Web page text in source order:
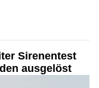
Sirenentest
ausgelöst